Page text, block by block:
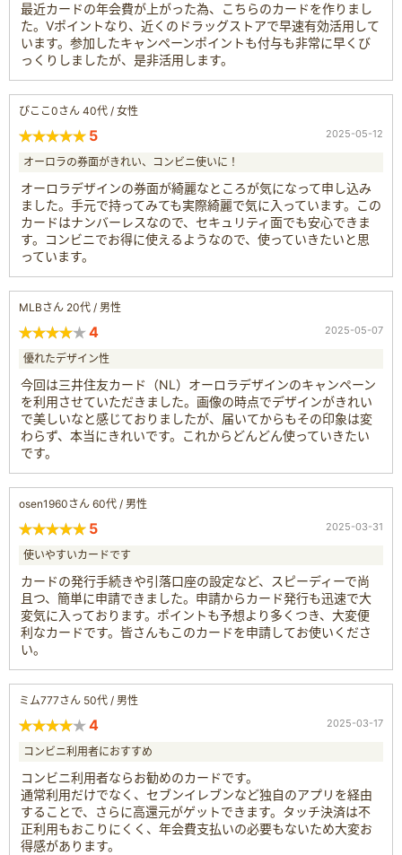
最近カードの年会費が上がった為、こちらのカードを作りまし
た。Vポイントなり、近くのドラッグストアで早速有効活用して
います。参加したキャンペーンポイントも付与も非常に早くび
っくりしましたが、是非活用します。
ぴここ0さん 40代 / 女性
5 2025-05-12
オーロラの券面がきれい、コンビニ使いに！
オーロラデザインの券面が綺麗なところが気になって申し込み
ました。手元で持ってみても実際綺麗で気に入っています。この
カードはナンバーレスなので、セキュリティ面でも安心できま
す。コンビニでお得に使えるようなので、使っていきたいと思
っています。
MLBさん 20代 / 男性
4 2025-05-07
優れたデザイン性
今回は三井住友カード（NL）オーロラデザインのキャンペーン
を利用させていただきました。画像の時点でデザインがきれい
で美しいなと感じておりましたが、届いてからもその印象は変
わらず、本当にきれいです。これからどんどん使っていきたい
です。
osen1960さん 60代 / 男性
5 2025-03-31
使いやすいカードです
カードの発行手続きや引落口座の設定など、スピーディーで尚
且つ、簡単に申請できました。申請からカード発行も迅速で大
変気に入っております。ポイントも予想より多くつき、大変便
利なカードです。皆さんもこのカードを申請してお使いくださ
い。
ミム777さん 50代 / 男性
4 2025-03-17
コンビニ利用者におすすめ
コンビニ利用者ならお勧めのカードです。
通常利用だけでなく、セブンイレブンなど独自のアプリを経由
することで、さらに高還元がゲットできます。タッチ決済は不
正利用もおこりにくく、年会費支払いの必要もないため大変お
得感があります。